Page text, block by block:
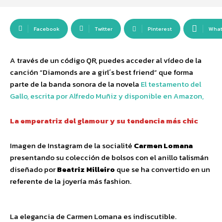
Facebook Twitter Pinterest
A través de un código QR, puedes acceder al vídeo de la
canción “Diamonds are a girl´s best friend” que forma
parte de la banda sonora de la novela El testamento del
Gallo, escrita por Alfredo Muñiz y disponible en Amazon,
La emperatriz del glamour y su tendencia más chic
Imagen de Instagram de la socialité Carmen Lomana
presentando su colección de bolsos con el anillo talismán
diseñado porBeatriz Milleiro que se ha convertido en un
referente de la joyería más fashion.
La elegancia de Carmen Lomana es indiscutible.